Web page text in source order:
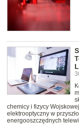
chemicy i fizycy
elektrooptyczny w
energooszczędnych